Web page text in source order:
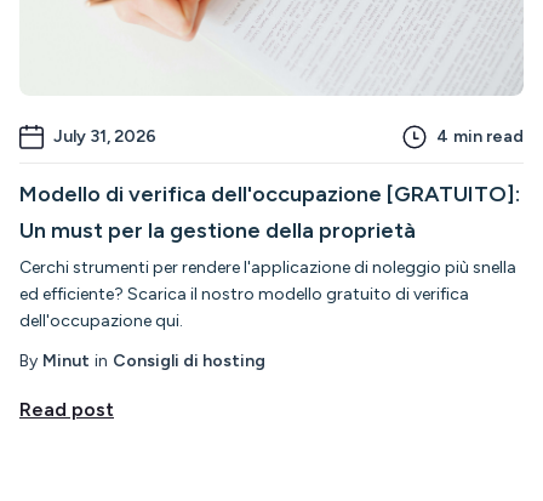
July 31, 2026 4 min read
Modello di verifica dell'occupazione [GRATUITO]:
Un must per la gestione della proprietà
Cerchi strumenti per rendere l'applicazione di noleggio più snella
ed efficiente? Scarica il nostro modello gratuito di verifica
dell'occupazione qui.
By Minut in Consigli di hosting
Read post